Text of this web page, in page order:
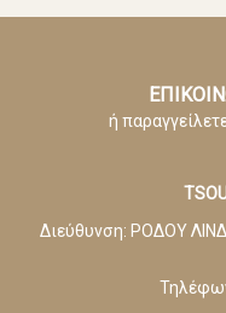
ή
Διεύθυνση: ΡΟΔΟΥ